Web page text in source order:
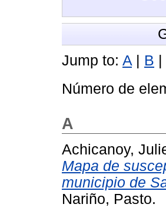
Jump to: A B
Número de
A
Achicanoy,
Mapa de
municipio de
Nariño, Pasto.